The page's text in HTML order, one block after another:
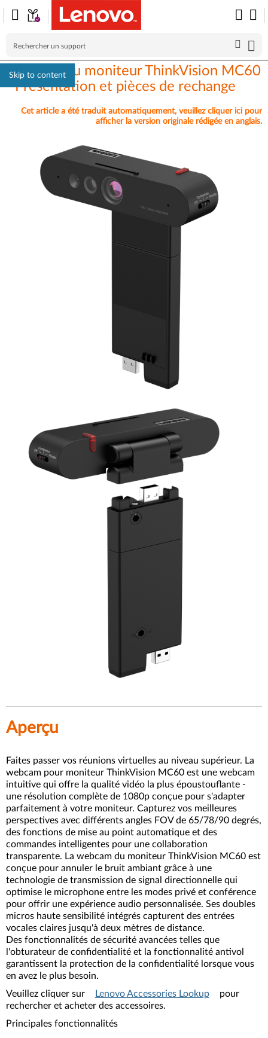
Skip to content
Webcam du moniteur ThinkVision MC60
- Présentation et pièces de rechange
Cet article a été traduit automatiquement, veuillez cliquer ici pour
afficher la version originale rédigée en anglais.
Aperçu
Faites passer vos réunions virtuelles au niveau supérieur. La
webcam pour moniteur ThinkVision MC60 est une webcam
intuitive qui offre la qualité vidéo la plus époustouflante -
une résolution complète de 1080p conçue pour s'adapter
parfaitement à votre moniteur. Capturez vos meilleures
perspectives avec différents angles FOV de 65/78/90 degrés,
des fonctions de mise au point automatique et des
commandes intelligentes pour une collaboration
transparente. La webcam du moniteur ThinkVision MC60 est
conçue pour annuler le bruit ambiant grâce à une
technologie de transmission de signal directionnelle qui
optimise le microphone entre les modes privé et conférence
pour offrir une expérience audio personnalisée. Ses doubles
micros haute sensibilité intégrés capturent des entrées
vocales claires jusqu'à deux mètres de distance.
Des fonctionnalités de sécurité avancées telles que
l'obturateur de confidentialité et la fonctionnalité antivol
garantissent la protection de la confidentialité lorsque vous
en avez le plus besoin.
Veuillez cliquer sur
Lenovo Accessories Lookup
pour
rechercher et acheter des accessoires.
Principales fonctionnalités